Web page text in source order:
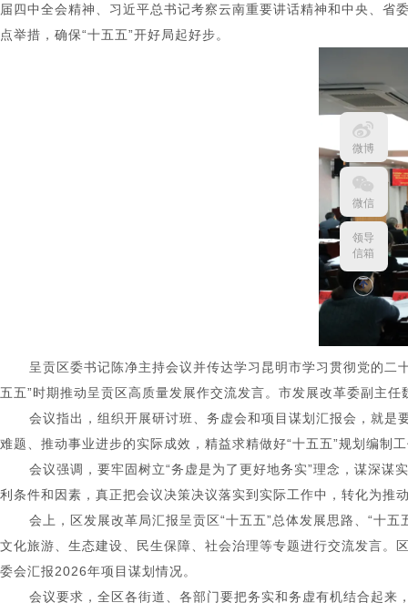
微博
微信
领导
信箱
届四中全会精神、习近平总书记考察云南重要讲话精神和中央、
点举措，确保“十五五”开好局起好步。
呈贡区委书记陈净主持会议并传达学习昆明市学习贯彻党的二
五五”时期推动呈贡区高质量发展作交流发言。市发展改革委副主
会议指出 ， 组织开展研讨班、务虚会和项目谋划汇报会，就是
难题、推动事业进步的实际成效，精益求精做好“十五五”规划编制
会议强调 ， 要牢固树立“务虚是为了更好地务实”理念，谋深谋
利条件和因素，真正把会议决策决议落实到实际工作中，转化为推
会上，区发展改革局汇报呈贡区“十五五”总体发展思路、“十
文化旅游、生态建设、民生保障、社会治理等专题进行交流发言。
委会汇报2026年项目谋划情况。
会议要求 ， 全区各街道、各部门要把务实和务虚有机结合起来